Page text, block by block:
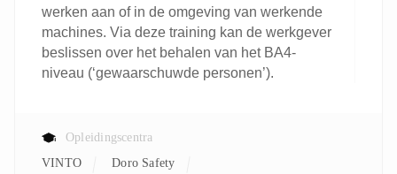
werken aan of in de omgeving van werkende
machines. Via deze training kan de werkgever
beslissen over het behalen van het BA4-
niveau (‘gewaarschuwde personen’).
Opleidingscentra
VINTO
Doro Safety